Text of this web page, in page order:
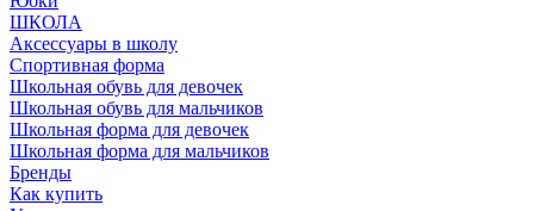
ШКОЛА
Аксессуары в школу
Спортивная форма
Школьная обувь для девочек
Школьная обувь для мальчиков
Школьная форма для девочек
Школьная форма для мальчиков
Бренды
Как купить